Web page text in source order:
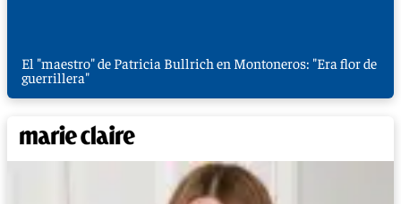
El "maestro" de Patricia Bullrich en Montoneros: "Era flor de
guerrillera"